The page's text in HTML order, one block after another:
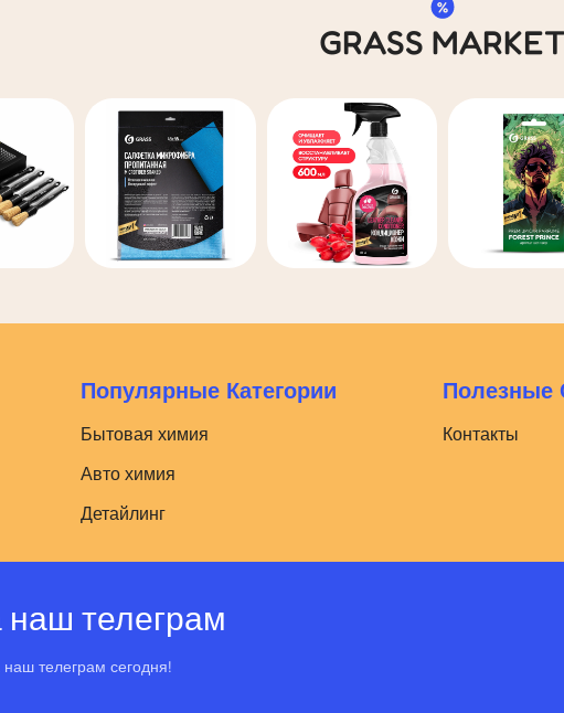
GRASS MARKET
Популярные Категории
Бытовая химия
Авто химия
Детайлинг
Полезные
Контакты
телеграм
телеграм сегодня!